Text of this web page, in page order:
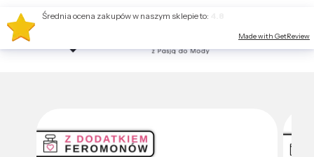
Średnia ocena zakupów w naszym sklepie to:
Made with GetReview